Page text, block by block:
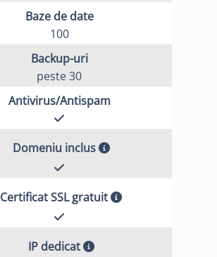
Baze de date
100
Backup-uri
peste 30
Antivirus/Antispam
Domeniu inclus
Certificat SSL gratuit
IP dedicat